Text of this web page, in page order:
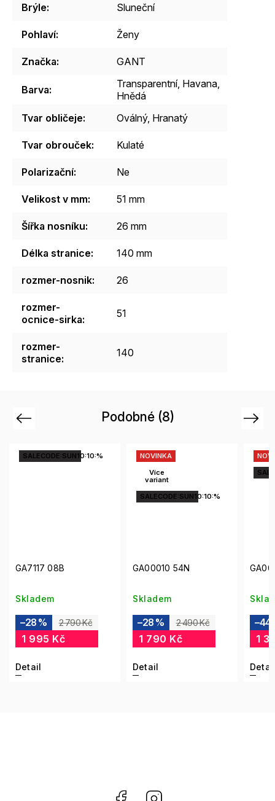
Brýle: Sluneční
Pohlaví: Ženy
Značka: GANT
Barva: Transparentní, Havana
Hnědá
Tvar obličeje: Oválný, Hranatý
Tvar obrouček: Kulaté
Polarizační: Ne
Velikost v mm: 51 mm
Šířka nosníku: 26 mm
Délka stranice: 140 mm
rozmer-nosnik: 26
rozmer-
ocnice-sirka: 51
rozmer-
stranice: 140
Podobné (8)
Previous
SALECODE:SUN10:10:%
GA7117 08B
Skladem
2 790 Kč
–28 %
1 995 Kč
Detail
NOVINKA
Více
variant
SALECODE:SUN10:10:%
GA00010 54N
Skladem
2 490 Kč
–28 %
1 790 Kč
Detail
–44
1
Next
Facebook